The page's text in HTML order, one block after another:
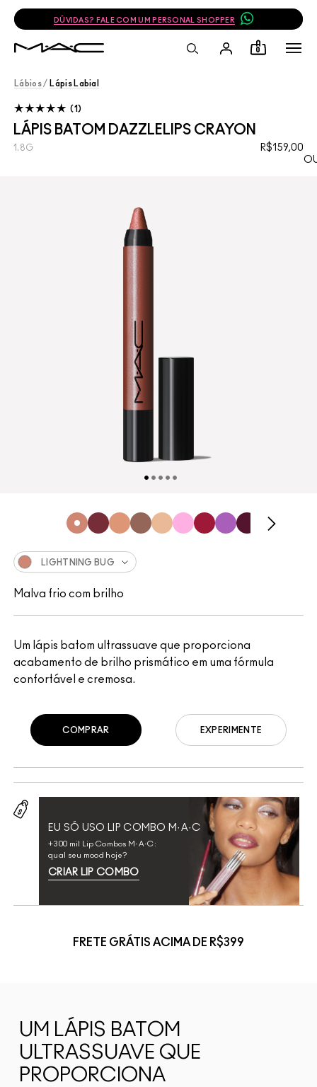
JUNTE-SE AO PROGRAMA DE FIDELIDADE E GANHE 10% OFF NA SUA
0
Lábios / Lápis Labial
LÁPIS BATOM DAZZLELIPS CRAYON
R$159,00
1.8G
1
Um lápis batom ultrassuave que proporciona
acabamento de brilho prismático em uma fórmula
confortável e cremosa.
LIGHTNING BUG
Malva frio com brilho
EU SÓ USO LIP COMBO M·A·C
+300 mil Lip Combos M·A·C:
qual seu mood hoje?
CRIAR LIP COMBO
EXPERIMENTE
COMPRAR
FRETE GRÁTIS ACIMA DE R$399
UM LÁPIS BATOM
ULTRASSUAVE QUE
PROPORCIONA